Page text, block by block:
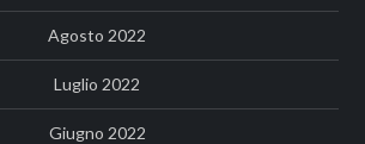
Agosto 2022
Luglio 2022
Giugno 2022